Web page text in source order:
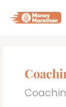
content